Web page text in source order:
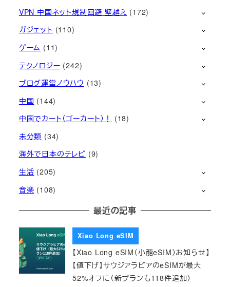
VPN 中国ネット規制回避 壁越え (172)
ガジェット (110)
ゲーム (11)
テクノロジー (242)
ブログ運営ノウハウ (13)
中国 (144)
中国でカート（ゴーカート）！
(18)
未分類 (34)
海外で日本のテレビ (9)
生活 (205)
音楽 (108)
最近の記事
Xiao Long eSIM
【Xiao Long eSIM（小龍eSIM）お知らせ】
【値下げ】サウジアラビアのeSIMが最大
52%オフに（新プランも118件追加）